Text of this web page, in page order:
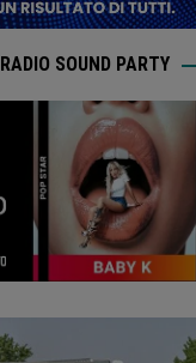
RADIO SOUND PARTY